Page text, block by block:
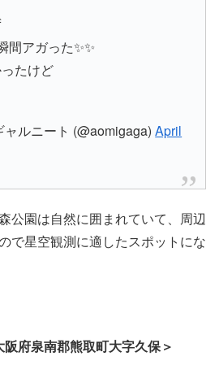
間アガった✨✨
たけど
ルニート (@aomigaga)April
公園は自然に囲まれていて、周辺
で星空観測に適したスポットにな
府泉南郡熊取町大字久保＞